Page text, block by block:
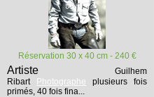
Réservation 30 x 40 cm - 240 €
Artiste
Guilhem
Ribart
Photographe plusieurs fois
primés, 40 fois fina...